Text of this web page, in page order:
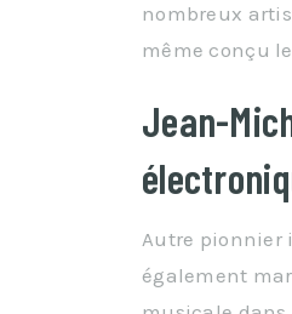
nombreux
même conçu
Jean-
Autre pionnier
également